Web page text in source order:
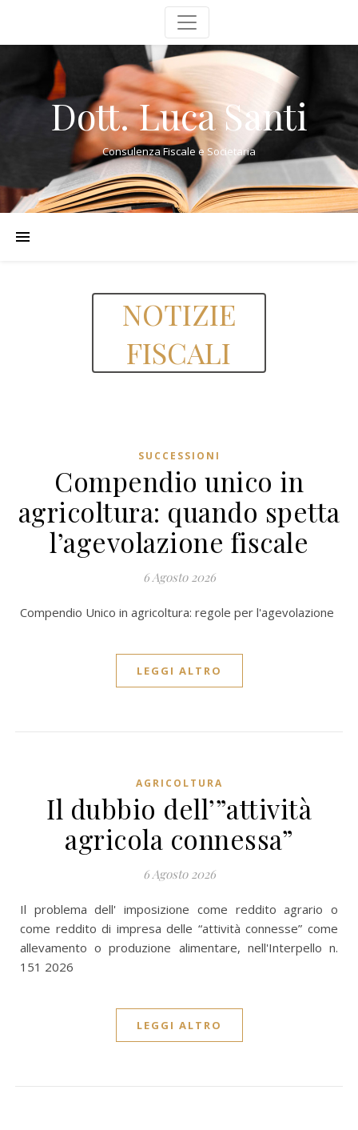
Dott. Luca Santi
Consulenza Fiscale e Societaria
NOTIZIE
FISCALI
SUCCESSIONI
Compendio unico in
agricoltura: quando spetta
l’agevolazione fiscale
6 Agosto 2026
Compendio Unico in agricoltura: regole per l'agevolazione
LEGGI ALTRO
AGRICOLTURA
Il dubbio dell’”attività
agricola connessa”
6 Agosto 2026
Il problema dell' imposizione come reddito agrario o
come reddito di impresa delle “attività connesse” come
allevamento o produzione alimentare, nell'Interpello n.
151 2026
LEGGI ALTRO